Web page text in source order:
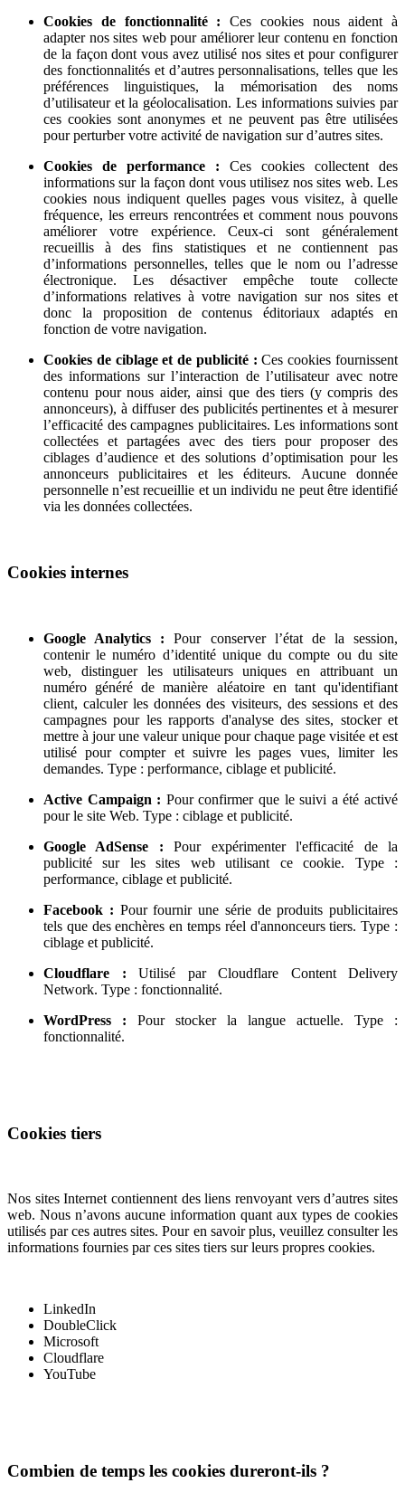
Cookies de fonctionnalité : Ces cookies nous aident à
adapter nos sites web pour améliorer leur contenu en fonction
de la façon dont vous avez utilisé nos sites et pour configurer
des fonctionnalités et d’autres personnalisations, telles que les
préférences linguistiques, la mémorisation des noms
d’utilisateur et la géolocalisation. Les informations suivies par
ces cookies sont anonymes et ne peuvent pas être utilisées
pour perturber votre activité de navigation sur d’autres sites.
Cookies de performance : Ces cookies collectent des
informations sur la façon dont vous utilisez nos sites web. Les
cookies nous indiquent quelles pages vous visitez, à quelle
fréquence, les erreurs rencontrées et comment nous pouvons
améliorer votre expérience. Ceux-ci sont généralement
recueillis à des fins statistiques et ne contiennent pas
d’informations personnelles, telles que le nom ou l’adresse
électronique. Les désactiver empêche toute collecte
d’informations relatives à votre navigation sur nos sites et
donc la proposition de contenus éditoriaux adaptés en
fonction de votre navigation.
Cookies de ciblage et de publicité : Ces cookies fournissent
des informations sur l’interaction de l’utilisateur avec notre
contenu pour nous aider, ainsi que des tiers (y compris des
annonceurs), à diffuser des publicités pertinentes et à mesurer
l’efficacité des campagnes publicitaires. Les informations sont
collectées et partagées avec des tiers pour proposer des
ciblages d’audience et des solutions d’optimisation pour les
annonceurs publicitaires et les éditeurs. Aucune donnée
personnelle n’est recueillie et un individu ne peut être identifié
via les données collectées.
Cookies internes
Google Analytics : Pour conserver l’état de la session,
contenir le numéro d’identité unique du compte ou du site
web, distinguer les utilisateurs uniques en attribuant un
numéro généré de manière aléatoire en tant qu'identifiant
client, calculer les données des visiteurs, des sessions et des
campagnes pour les rapports d'analyse des sites, stocker et
mettre à jour une valeur unique pour chaque page visitée et est
utilisé pour compter et suivre les pages vues, limiter les
demandes. Type : performance, ciblage et publicité.
Active Campaign : Pour confirmer que le suivi a été activé
pour le site Web. Type : ciblage et publicité.
Google AdSense : Pour expérimenter l'efficacité de la
publicité sur les sites web utilisant ce cookie. Type :
performance, ciblage et publicité.
Facebook : Pour fournir une série de produits publicitaires
tels que des enchères en temps réel d'annonceurs tiers. Type :
ciblage et publicité.
Cloudflare : Utilisé par Cloudflare Content Delivery
Network. Type : fonctionnalité.
WordPress : Pour stocker la langue actuelle. Type :
fonctionnalité.
Cookies tiers
Nos sites Internet contiennent des liens renvoyant vers d’autres sites
web. Nous n’avons aucune information quant aux types de cookies
utilisés par ces autres sites. Pour en savoir plus, veuillez consulter les
informations fournies par ces sites tiers sur leurs propres cookies.
LinkedIn
DoubleClick
Microsoft
Cloudflare
YouTube
Combien de temps les cookies dureront-ils ?